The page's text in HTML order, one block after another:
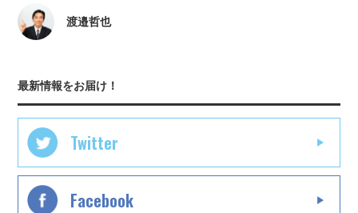
渡邉哲也
最新情報をお届け！
Twitter
Facebook